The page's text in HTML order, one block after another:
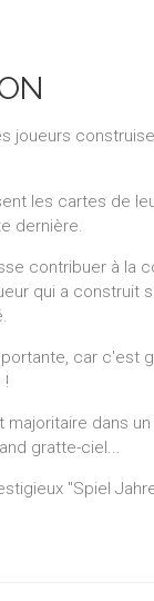
joueurs
les cartes de
dernière.
contribuer à la
qui a construit
car c'est
!
majoritaire dans
gratte-ciel...
"Spiel